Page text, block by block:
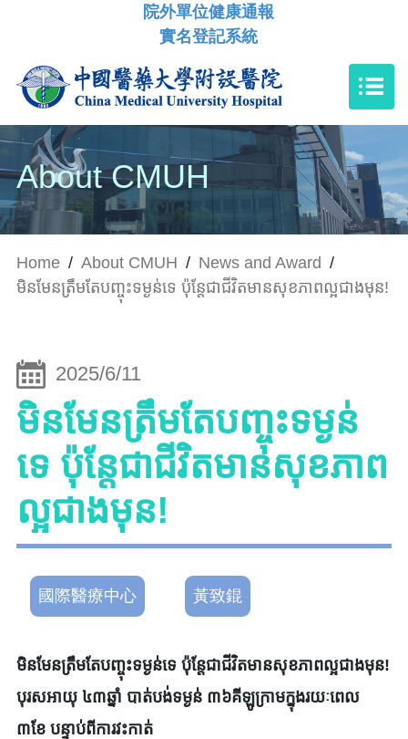
院外單位健康通報
實名登記系統
About CMUH
Home / About CMUH / News and Award /
មិនមែនត្រឹមតែបញ្ចុះទម្ងន់ទេ ប៉ុន្តែជាជីវិតមានសុខភាពល្អជាងមុន!
2025/6/11
មិនមែនត្រឹមតែបញ្ចុះទម្ងន់
ទេ ប៉ុន្តែជាជីវិតមានសុខភាព
ល្អជាងមុន!
國際醫療中心 黃致錕
មិនមែនត្រឹមតែបញ្ចុះទម្ងន់ទេ ប៉ុន្តែជាជីវិតមានសុខភាពល្អជាងមុន!
បុរសអាយុ ៤៣ឆ្នាំ បាត់បង់ទម្ងន់ ៣៦គីឡូក្រាមក្នុងរយៈពេល
៣ខែ បន្ទាប់ពីការវះកាត់